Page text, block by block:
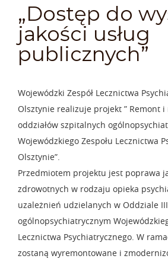
„Dostęp do
jakości usług
publicznych”
Wojewódzki Zespół Lecznictwa
Olsztynie realizuje projekt ” Remont
oddziałów szpitalnych
Wojewódzkiego Zespołu Lecznictwa
Olsztynie”.
Przedmiotem projektu jest poprawa
zdrowotnych w rodzaju opieka
uzależnień udzielanych w Oddziale
ogólnopsychiatrycznym
Lecznictwa Psychiatrycznego. W
zostaną wyremontowane i